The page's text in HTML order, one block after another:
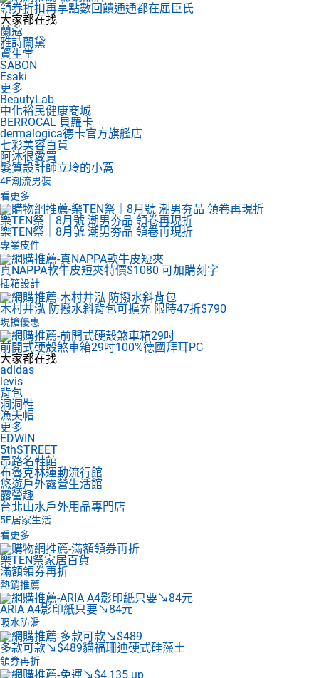
領券折扣再享點數回饋通通都在屈臣氏
大家都在找
蘭蔻
雅詩蘭黛
資生堂
SABON
Esaki
更多
BeautyLab
中化裕民健康商城
BERROCAL 貝羅卡
dermalogica德卡官方旗艦店
七彩美容百貨
阿沐很愛買
髮質設計師立坽的小窩
4F潮流男裝
看更多
樂TEN祭｜8月號 潮男夯品 領卷再現折
樂TEN祭｜8月號 潮男夯品 領卷再現折
專業皮件
真NAPPA軟牛皮短夾特價$1080 可加購刻字
插箱設計
木村井泓 防撥水斜背包可擴充 限時47折$790
現搶優惠
前開式硬殼煞車箱29吋100%德國拜耳PC
大家都在找
adidas
levis
背包
洞洞鞋
漁夫帽
更多
EDWIN
5thSTREET
昂路名鞋館
布魯克林運動流行館
悠遊戶外露營生活館
露營趣
台北山水戶外用品專門店
5F居家生活
看更多
樂TEN祭家居百貨
滿額領券再折
熱銷推薦
ARIA A4影印紙只要↘84元
吸水防滑
多款可款↘$489貓福珊迪硬式硅藻土
領券再折